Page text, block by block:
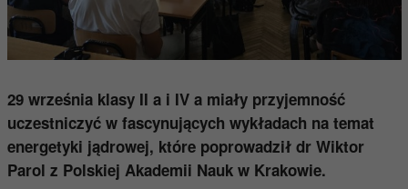
29 września klasy II a i IV a miały przyjemność
uczestniczyć w fascynujących wykładach na temat
energetyki jądrowej, które poprowadził dr Wiktor
Parol z Polskiej Akademii Nauk w Krakowie.